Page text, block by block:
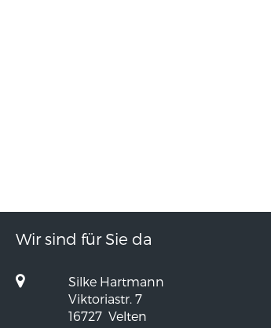
Wir sind für Sie da
Silke Hartmann
Viktoriastr. 7
16727 Velten